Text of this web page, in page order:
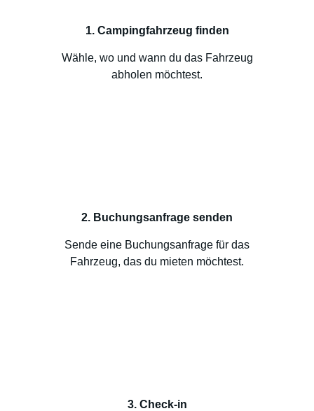
1. Campingfahrzeug finden
Wähle, wo und wann du das Fahrzeug
abholen möchtest.
2. Buchungsanfrage senden
Sende eine Buchungsanfrage für das
Fahrzeug, das du mieten möchtest.
3. Check-in